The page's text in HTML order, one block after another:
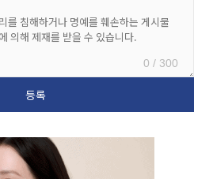
0 / 300